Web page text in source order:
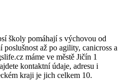
školy pomáhají s výchovou od
poslušnost až po agility, canicross a
máme ve městě Jičín 1
kontaktní údaje, adresu i
kraji je jich celkem 10.